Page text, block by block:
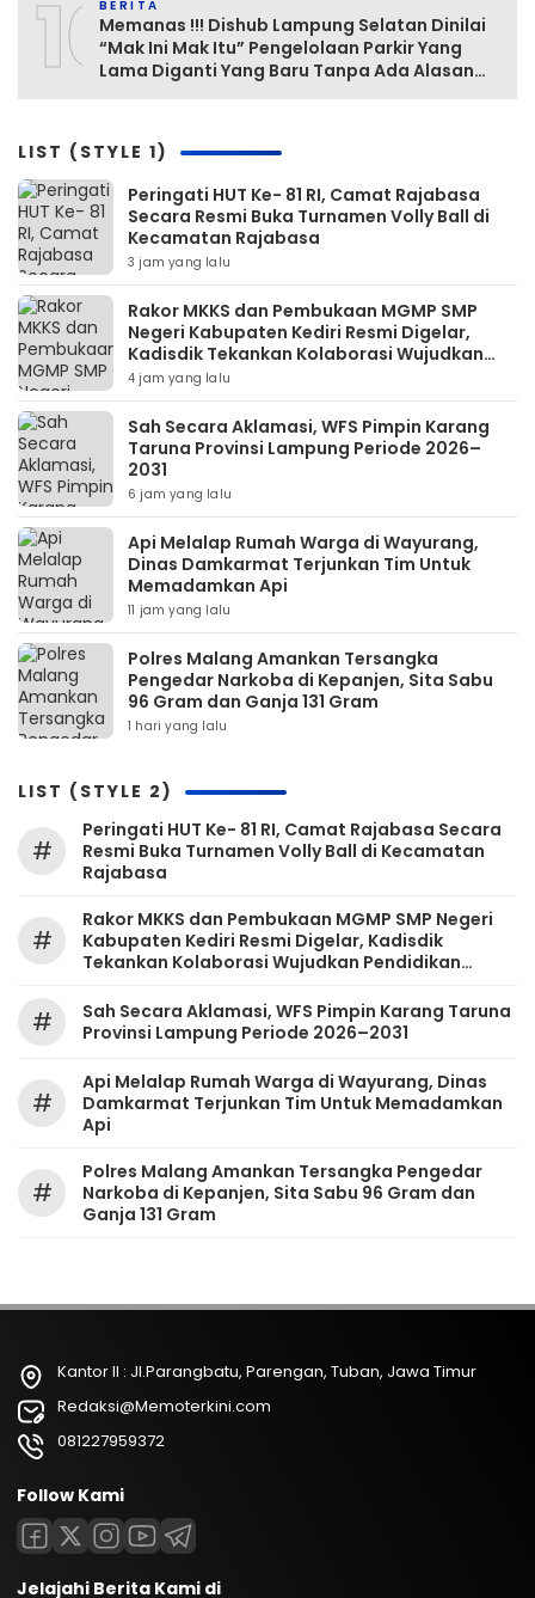
10BERITA
Memanas !!! Dishub Lampung Selatan Dinilai
“Mak Ini Mak Itu” Pengelolaan Parkir Yang
Lama Diganti Yang Baru Tanpa Ada Alasan
LIST (STYLE 1)
Peringati HUT Ke- 81 RI, Camat Rajabasa
Secara Resmi Buka Turnamen Volly Ball di
Kecamatan Rajabasa
3 jam yang lalu
Rakor MKKS dan Pembukaan MGMP SMP
Negeri Kabupaten Kediri Resmi Digelar,
Kadisdik Tekankan Kolaborasi Wujudkan
Pendidikan Bermutu
4 jam yang lalu
Sah Secara Aklamasi, WFS Pimpin Karang
Taruna Provinsi Lampung Periode 2026–
2031
6 jam yang lalu
Api Melalap Rumah Warga di Wayurang,
Dinas Damkarmat Terjunkan Tim Untuk
Memadamkan Api
11 jam yang lalu
Polres Malang Amankan Tersangka
Pengedar Narkoba di Kepanjen, Sita Sabu
96 Gram dan Ganja 131 Gram
1 hari yang lalu
LIST (STYLE 2)
#
Peringati HUT Ke- 81 RI, Camat Rajabasa Secara
Resmi Buka Turnamen Volly Ball di Kecamatan
Rajabasa
#
Rakor MKKS dan Pembukaan MGMP SMP Negeri
Kabupaten Kediri Resmi Digelar, Kadisdik
Tekankan Kolaborasi Wujudkan Pendidikan
#
Sah Secara Aklamasi, WFS Pimpin Karang Taruna
Provinsi Lampung Periode 2026–2031
#
Api Melalap Rumah Warga di Wayurang, Dinas
Damkarmat Terjunkan Tim Untuk Memadamkan
Api
#
Polres Malang Amankan Tersangka Pengedar
Narkoba di Kepanjen, Sita Sabu 96 Gram dan
Ganja 131 Gram
Kantor II : Jl.Parangbatu, Parengan, Tuban, Jawa Timur
Redaksi@Memoterkini.com
081227959372
Follow Kami
Jelajahi Berita Kami di